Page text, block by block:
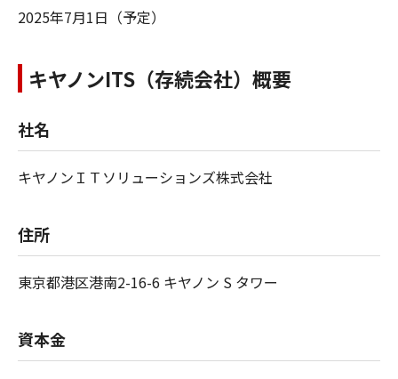
2025年7月1日（予定）
キヤノンITS（存続会社）概要
社名
キヤノンＩＴソリューションズ株式会社
住所
東京都港区港南2-16-6 キヤノン S タワー
資本金